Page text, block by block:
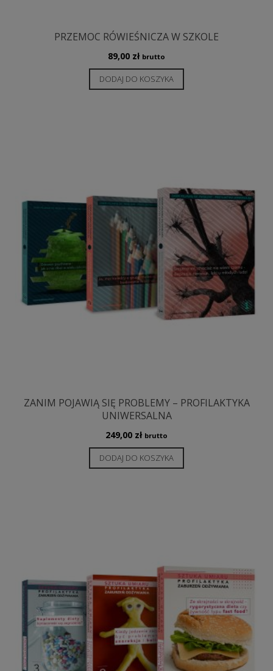
PRZEMOC RÓWIEŚNICZA W SZKOLE
89,00 zł brutto
DODAJ DO KOSZYKA
ZANIM POJAWIĄ SIĘ PROBLEMY – PROFILAKTYKA
UNIWERSALNA
249,00 zł brutto
DODAJ DO KOSZYKA